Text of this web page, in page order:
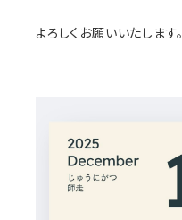
よろしくお願いいたします。